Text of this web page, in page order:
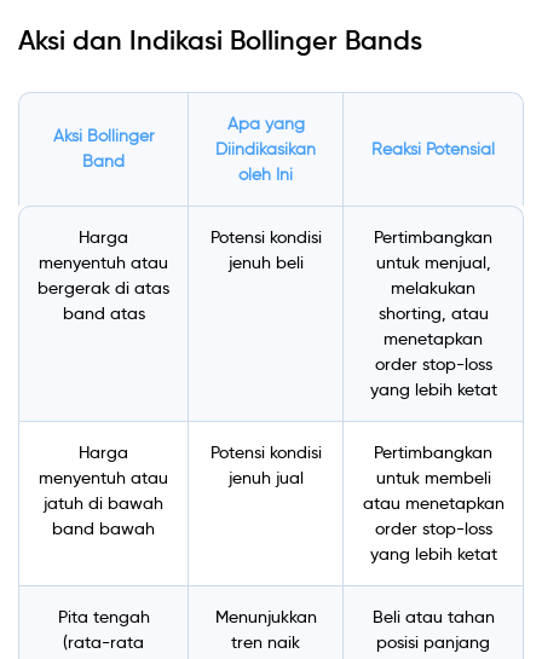
Aksi dan Indikasi Bollinger Bands
Aksi Bollinger
Band
Apa yang
Diindikasikan
oleh Ini
Reaksi Potensial
Harga
menyentuh atau
bergerak di atas
band atas
Potensi kondisi
jenuh beli
Pertimbangkan
untuk menjual,
melakukan
shorting, atau
menetapkan
order stop-loss
yang lebih ketat
Harga
menyentuh atau
jatuh di bawah
band bawah
Potensi kondisi
jenuh jual
Pertimbangkan
untuk membeli
atau menetapkan
order stop-loss
yang lebih ketat
Pita tengah
(rata-rata
Menunjukkan
tren naik
Beli atau tahan
posisi panjang